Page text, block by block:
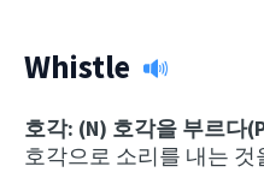
Whistle
호각: (N) 호각을 부르다
호각으로 소리를 내는 것